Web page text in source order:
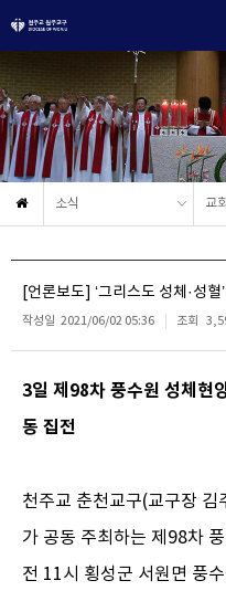
소식 교
[언론보도] ‘그리스도 성체·성
작성일 2021/06/02 05:36 조회
3일 제98차 풍수원 성체현
동 집전
천주교 춘천교구(교구장
가 공동 주최하는 제98차
전 11시 횡성군 서원면 풍